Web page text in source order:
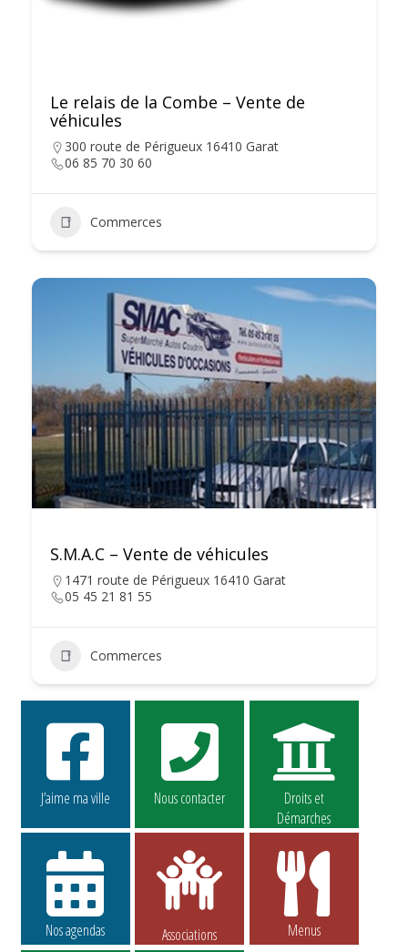
Le relais de la Combe – Vente de
véhicules
300 route de Périgueux 16410 Garat
06 85 70 30 60
Commerces
S.M.A.C – Vente de véhicules
1471 route de Périgueux 16410 Garat
05 45 21 81 55
Commerces
J’aime ma ville Nous contacter
Droits et
Démarches
Nos agendas Associations Menus